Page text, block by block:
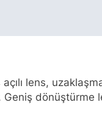
lens,
Geniş